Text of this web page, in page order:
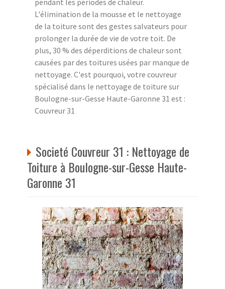
L'élimination de la mousse et le nettoyage
de la toiture sont des gestes salvateurs pour
prolonger la durée de vie de votre toit. De
plus, 30 % des déperditions de chaleur sont
causées par des toitures usées par manque de
nettoyage. C'est pourquoi, votre couvreur
spécialisé dans le nettoyage de toiture sur
Boulogne-sur-Gesse Haute-Garonne 31 est :
Couvreur 31
Societé Couvreur 31 : Nettoyage de
Toiture à Boulogne-sur-Gesse Haute-
Garonne 31